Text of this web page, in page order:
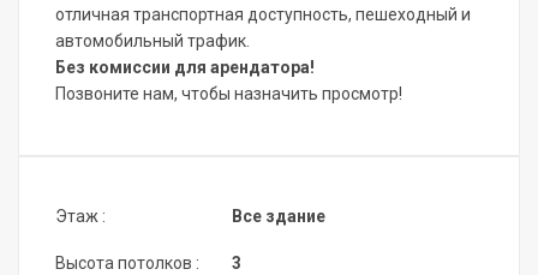
отличная транспортная доступность, пешеходный и
автомобильный трафик.
Без комиссии для арендатора!
Позвоните нам, чтобы назначить просмотр!
Этаж :
Высота потолков :
Все здание
3